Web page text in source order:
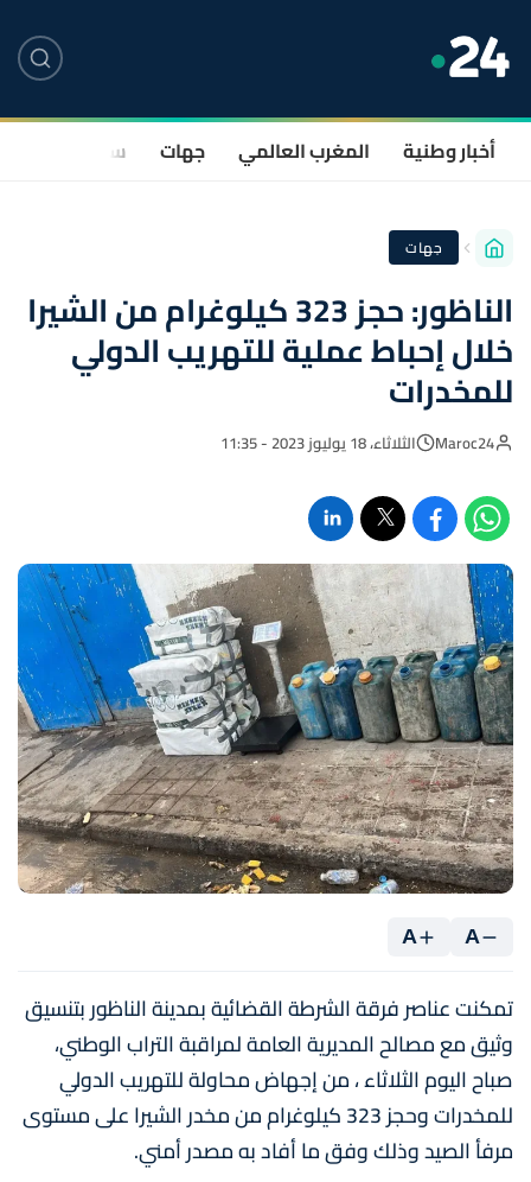
أخبار وطنية المغرب العالمي جهات سياسة
جهات
الناظور: حجز 323 كيلوغرام من الشيرا
خلال إحباط عملية للتهريب الدولي
للمخدرات
Maroc24 الثلاثاء، 18 يوليوز 2023 - 11:35
A
A
تمكنت عناصر فرقة الشرطة القضائية بمدينة الناظور بتنسيق
وثيق مع مصالح المديرية العامة لمراقبة التراب الوطني،
صباح اليوم الثلاثاء ، من إجهاض محاولة للتهريب الدولي
للمخدرات وحجز 323 كيلوغرام من مخدر الشيرا على مستوى
مرفأ الصيد وذلك وفق ما أفاد به مصدر أمني.